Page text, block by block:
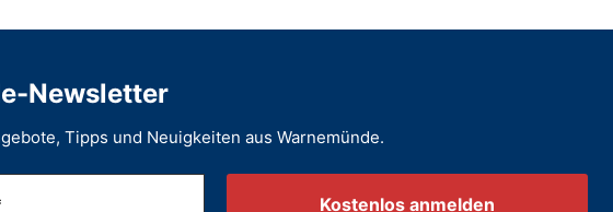
Newsletter
Tipps und Neuigkeiten aus Warnemünde.